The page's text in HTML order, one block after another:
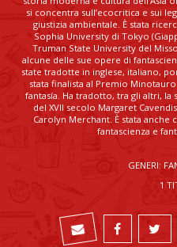
si concentra sull’ecocritica e sui
giustizia ambientale. È stata
Sophia University di Tokyo
Truman State University del
alcune delle sue opere di
state tradotte in inglese, italiano,
stata finalista al Premio
fantasía. Ha tradotto, tra gli altri, la
del XVII secolo Margaret
Carolyn Merchant. È stata
fantascienza e
GENERI:
1